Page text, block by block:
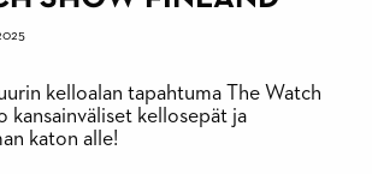
kelloalan tapahtuma The Watch
kansainväliset kellosepät ja
katon alle!